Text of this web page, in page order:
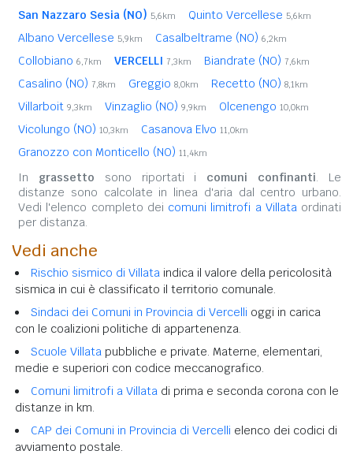
San Nazzaro Sesia (NO) 5,6km Quinto Vercellese 5,6km
Albano Vercellese 5,9km Casalbeltrame (NO) 6,2km
Collobiano 6,7km VERCELLI 7,3km Biandrate (NO) 7,6km
Casalino (NO) 7,8km Greggio 8,0km Recetto (NO) 8,1km
Villarboit 9,3km Vinzaglio (NO) 9,9km Olcenengo 10,0km
Vicolungo (NO) 10,3km Casanova Elvo 11,0km
Granozzo con Monticello (NO) 11,4km
In grassetto sono riportati i comuni confinanti. Le
distanze sono calcolate in linea d'aria dal centro urbano.
Vedi l'elenco completo dei comuni limitrofi a Villataordinati
per distanza.
Vedi anche
Rischio sismico di Villata indica il valore della pericolosità
sismica in cui è classificato il territorio comunale.
Sindaci dei Comuni in Provincia di Vercelli oggi in carica
con le coalizioni politiche di appartenenza.
Scuole Villata pubbliche e private. Materne, elementari,
medie e superiori con codice meccanografico.
Comuni limitrofi a Villata di prima e seconda corona con le
distanze in km.
CAP dei Comuni in Provincia di Vercelli elenco dei codici di
avviamento postale.